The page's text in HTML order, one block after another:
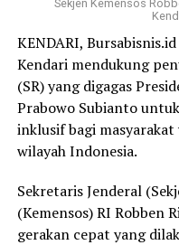
Sekjen Kemensos
KENDARI,
Kendari mendukung
(SR) yang digagas
Prabowo Subianto
inklusif bagi
wilayah Indonesia.
Sekretaris Jenderal
(Kemensos) RI Robben
gerakan cepat yang